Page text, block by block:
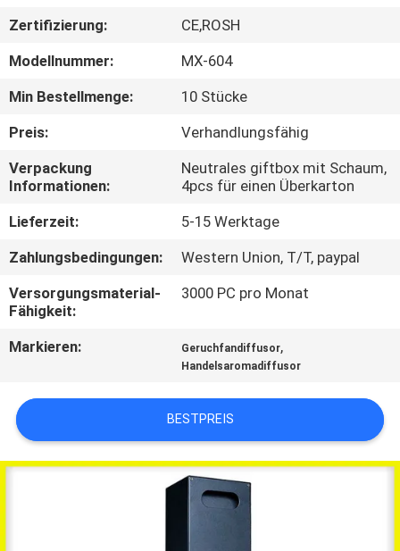
AUSFLUG
QUALITÄTSKONTROLLE
TRETEN
SIE
MIT
UNS
VERBINDUNG
SIE EIN
Zertifizierung:
CE,ROSH
Modellnummer:
MX-604
Min Bestellmenge:
10 Stücke
Preis:
Verhandlungsfähig
Verpackung
Informationen:
Neutrales giftbox mit Schaum,
4pcs für einen Überkarton
Lieferzeit:
5-15 Werktage
Zahlungsbedingungen:
Western Union, T/T, paypal
Versorgungsmaterial-
Fähigkeit:
3000 PC pro Monat
Markieren: Geruchfandiffusor,
Handelsaromadiffusor
BESTPREIS